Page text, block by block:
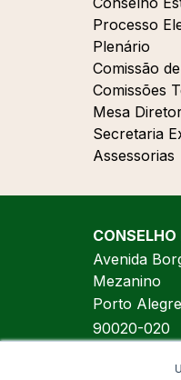
Processo
Plenário
Comissão
Comissões
Mesa
Secretaria
Assessorias
Avenida
Mezanino
Porto
90020-020
(51)